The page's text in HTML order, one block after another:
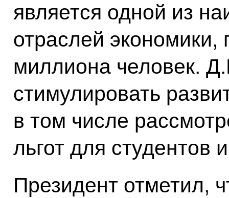
является одной из
отраслей экономики,
миллиона человек.
стимулировать
в том числе
льгот для студентов
Президент отметил,